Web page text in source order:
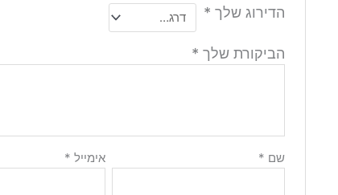
הדירוג שלך *
הביקורת שלך *
שם * אימייל *